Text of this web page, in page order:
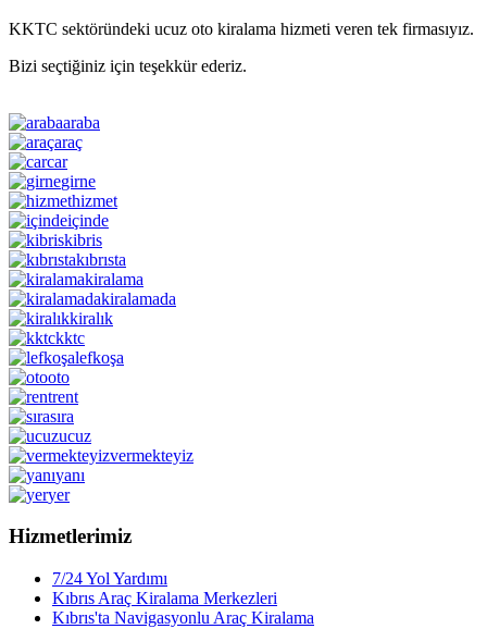
KKTC sektöründeki ucuz oto kiralama hizmeti veren tek firmasıyız.
Bizi seçtiğiniz için teşekkür ederiz.
araba
araç
car
girne
hizmet
içinde
kibris
kıbrısta
kiralama
kiralamada
kiralık
kktc
lefkoşa
oto
rent
sıra
ucuz
vermekteyiz
yanı
yer
Hizmetlerimiz
7/24 Yol Yardımı
Kıbrıs Araç Kiralama Merkezleri
Kıbrıs'ta Navigasyonlu Araç Kiralama